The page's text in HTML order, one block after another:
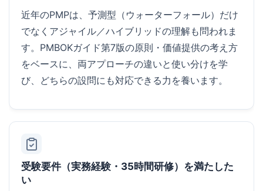
近年のPMPは、予測型（ウォーターフォール）だけ
でなくアジャイル／ハイブリッドの理解も問われま
す。PMBOKガイド第7版の原則・価値提供の考え方
をベースに、両アプローチの違いと使い分けを学
び、どちらの設問にも対応できる力を養います。
受験要件（実務経験・35時間研修）を満たした
い